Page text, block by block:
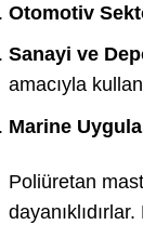
Otomotiv
Sanayi ve
amacıyla
Marine
Poliüretan